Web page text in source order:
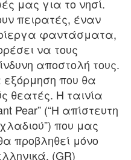
μας για το νησί.
πειρατές, έναν
φαντάσματα,
να τους
αποστολή τους.
που θα
θεατές. Η ταινία
Pear” (“Η απίστευτη
που μας
προβληθεί μόνο
(GR)